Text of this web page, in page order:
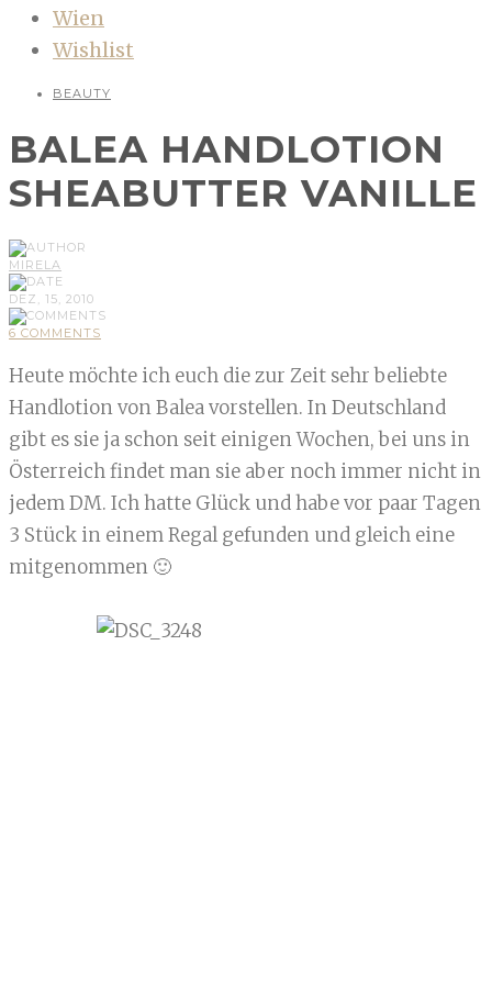
Wien
Wishlist
BEAUTY
BALEA HANDLOTION
SHEABUTTER VANILLE
MIRELA
DEZ, 15, 2010
6 COMMENTS
Heute möchte ich euch die zur Zeit sehr beliebte
Handlotion von Balea vorstellen. In Deutschland
gibt es sie ja schon seit einigen Wochen, bei uns in
Österreich findet man sie aber noch immer nicht in
jedem DM. Ich hatte Glück und habe vor paar Tagen
3 Stück in einem Regal gefunden und gleich eine
mitgenommen 🙂